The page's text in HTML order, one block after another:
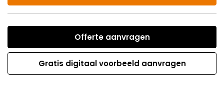
Offerte aanvragen
Gratis digitaal voorbeeld aanvragen